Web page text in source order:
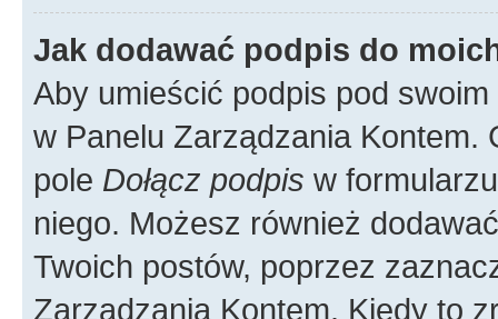
Jak dodawać podpis do
Aby umieścić podpis pod
w Panelu Zarządzania
pole Dołącz podpis w
niego. Możesz również
Twoich postów, poprzez
Zarządzania Kontem. Kiedy to